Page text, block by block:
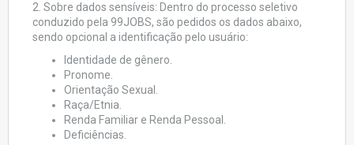
2. Sobre dados sensíveis: Dentro do processo seletivo
conduzido pela 99JOBS, são pedidos os dados abaixo,
sendo opcional a identificação pelo usuário:
Identidade de gênero.
Pronome.
Orientação Sexual.
Raça/Etnia.
Renda Familiar e Renda Pessoal.
Deficiências.